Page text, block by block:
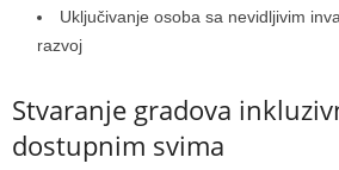
Uključivanje osoba sa nevidljivim
razvoj
Stvaranje gradova
dostupnim svima